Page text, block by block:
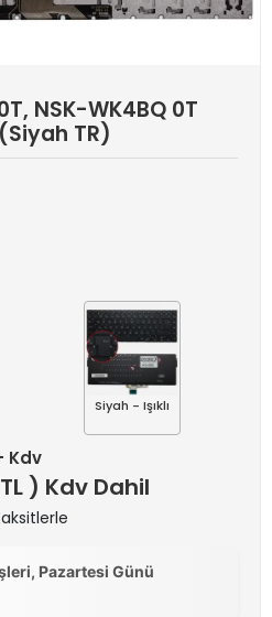
NSK-WK4BQ 0T
TR)
Siyah - Işıklı
Kdv
) Kdv Dahil
Pazartesi Günü